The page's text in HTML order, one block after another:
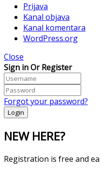
Prijava
Kanal objava
Kanal komentara
WordPress.org
Close
Sign in Or Register
Forgot your password?
NEW HERE?
Registration is free and